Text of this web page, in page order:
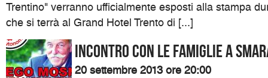
Trentino" verranno ufficialmente esposti alla stampa
che si terrà al Grand Hotel Trento di [...]
Incontro con le famiglie a
20 settembre 2013 ore 20:00